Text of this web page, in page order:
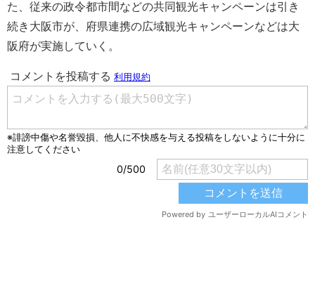
た、従来の政令都市間などの共同観光キャンペーンは引き
続き大阪市が、府県連携の広域観光キャンペーンなどは大
阪府が実施していく。